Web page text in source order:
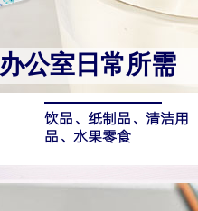
办公室日常所需
饮品、纸制品、 清洁用
品、水果零食